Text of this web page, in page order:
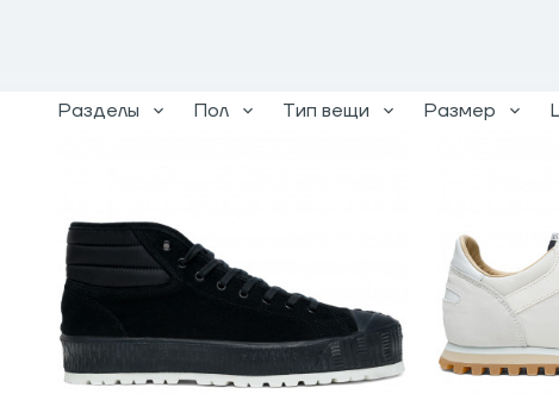
Разделы Пол Тип вещи Размер